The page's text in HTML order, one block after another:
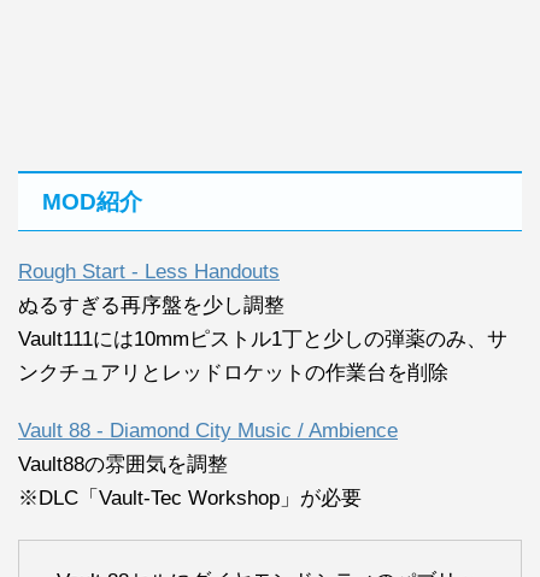
MOD紹介
Rough Start - Less Handouts
ぬるすぎる再序盤を少し調整
Vault111には10mmピストル1丁と少しの弾薬のみ、サ
ンクチュアリとレッドロケットの作業台を削除
Vault 88 - Diamond City Music / Ambience
Vault88の雰囲気を調整
※DLC「Vault-Tec Workshop」が必要